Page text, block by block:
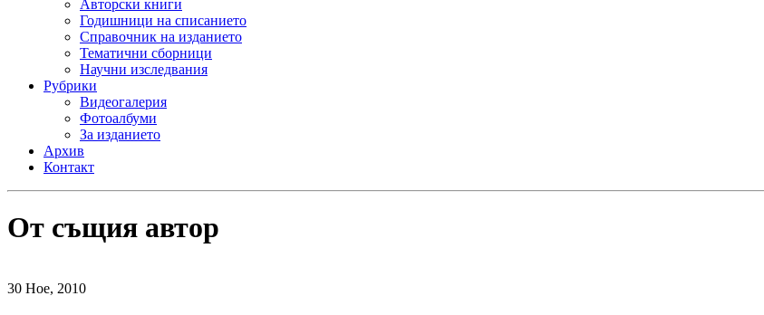
Авторски книги
Годишници на списанието
Справочник на изданието
Тематични сборници
Научни изследвания
Рубрики
Видеогалерия
Фотоалбуми
За изданието
Архив
Контакт
От същия автор
30 Ное, 2010